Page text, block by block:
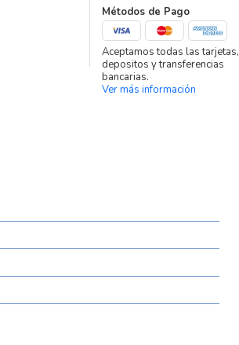
Métodos de Pago
Aceptamos todas las tarjetas,
depositos y transferencias
bancarias.
Ver más información